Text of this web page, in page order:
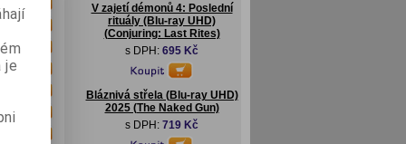
V zajetí démonů 4: Poslední
rituály (Blu-ray UHD)
(Conjuring: Last Rites)
s DPH: 695 Kč
Bláznivá střela (Blu-ray UHD)
2025 (The Naked Gun)
s DPH: 719 Kč
je